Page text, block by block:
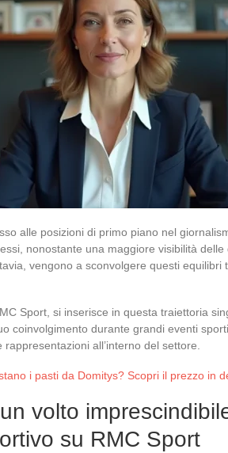
alle posizioni di primo piano nel
nonostante una maggiore visibilità
vengono a sconvolgere questi equilibri
Sport, si inserisce in questa traiettoria
coinvolgimento durante grandi eventi
all’interno del settore.
i pasti da Domitys? Scopri il prezzo in
volto
su RMC Sport